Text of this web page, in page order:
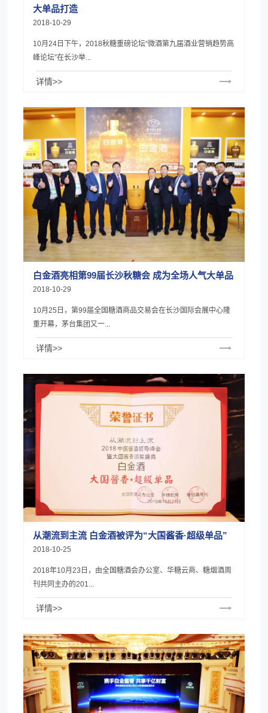
大单品打造
2018-10-29
10月24日下午，2018秋糖重磅论坛“微酒第九届酒业营销趋势高
峰论坛”在长沙举...
详情>>
白金酒亮相第99届长沙秋糖会 成为全场人气大单品
2018-10-29
10月25日，第99届全国糖酒商品交易会在长沙国际会展中心隆
重开幕，茅台集团又一...
详情>>
从潮流到主流 白金酒被评为“大国酱香·超级单品”
2018-10-25
2018年10月23日，由全国糖酒会办公室、华糖云商、糖烟酒周
刊共同主办的201...
详情>>